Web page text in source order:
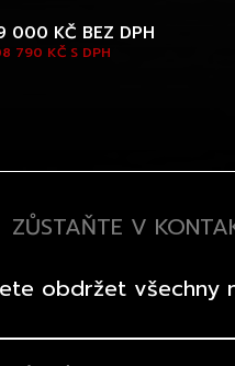
790 KČ S DPH
000 KČ BEZ DPH
ZŮSTAŇTE V
obdržet všechny